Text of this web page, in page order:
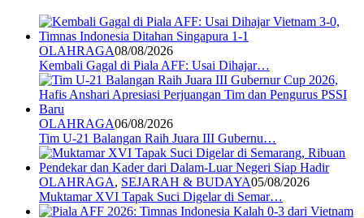
OLAHRAGA08/08/2026
Kembali Gagal di Piala AFF: Usai Dihajar…
OLAHRAGA06/08/2026
Tim U-21 Balangan Raih Juara III Gubernu…
OLAHRAGA, SEJARAH & BUDAYA05/08/2026
Muktamar XVI Tapak Suci Digelar di Semar…